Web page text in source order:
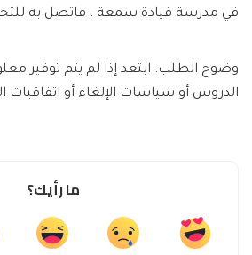
في مدرسة قيادة سمعة ، فاتصل به
وضوح الطلب: ابتعد إذا لم يتم توفير
الدروس أو سياسات الإلغاء أو اتفاقيات
ما رأيك؟